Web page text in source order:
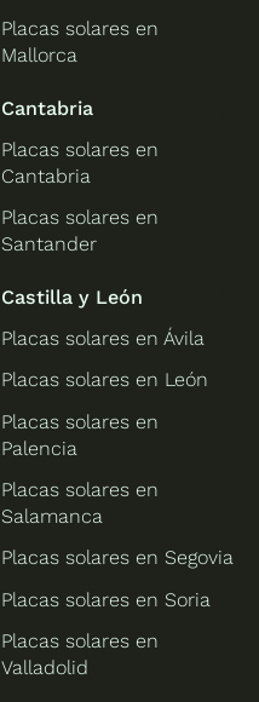
Placas solares en
Mallorca
Cantabria
Placas solares en
Cantabria
Placas solares en
Santander
Castilla y León
Placas solares en Ávila
Placas solares en León
Placas solares en
Palencia
Placas solares en
Salamanca
Placas solares en Segovia
Placas solares en Soria
Placas solares en
Valladolid